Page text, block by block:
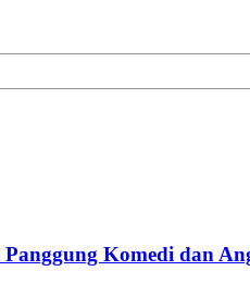
Komedi dan